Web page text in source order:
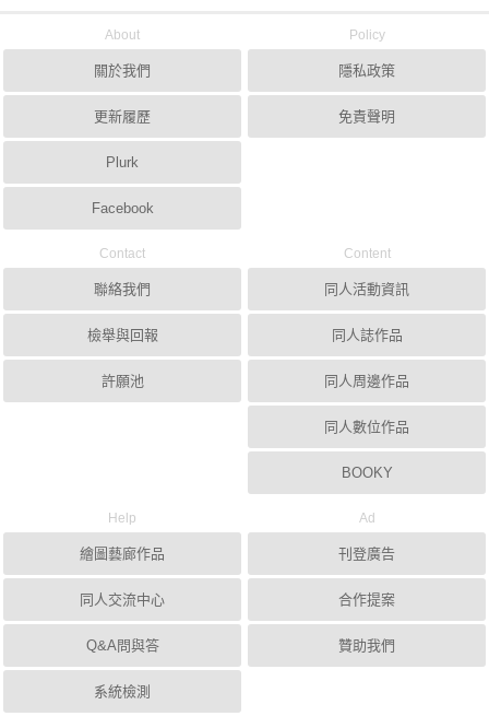
About
關於我們
更新履歷
Plurk
Facebook
Policy
隱私政策
免責聲明
Contact
聯絡我們
檢舉與回報
許願池
Content
同人活動資訊
同人誌作品
同人周邊作品
同人數位作品
BOOKY
Help
繪圖藝廊作品
同人交流中心
Q&A問與答
系統檢測
Ad
刊登廣告
合作提案
贊助我們